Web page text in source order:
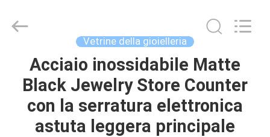
CASA
PRODOTTI
Display
Shelves
Vetrine della gioielleria
Acciaio inossidabile Matte
Black Jewelry Store Counter
con la serratura elettronica
astuta leggera principale